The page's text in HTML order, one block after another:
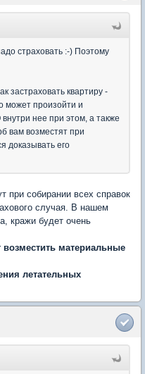
страховать :-) Поэтому
застраховать квартиру -
может произойти и
нее при этом, а также
возместят при
доказывать его
при собирании всех справок
случая. В нашем
кражи будет очень
материальные
летательных